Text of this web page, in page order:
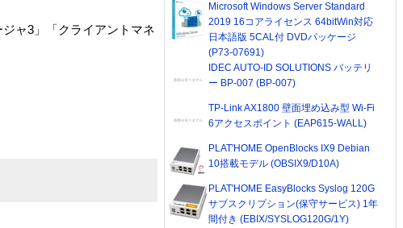
ャ3」「クライアントマネ
Microsoft Windows Server Standard
2019 16コアライセンス 64bitWin対応
日本語版 5CAL付 DVDパッケージ
(P73-07691)
IDEC AUTO-ID SOLUTIONS バッテリ
ー BP-007 (BP-007)
TP-Link AX1800 壁面埋め込み型 Wi-Fi
6アクセスポイント (EAP615-WALL)
PLAT'HOME OpenBlocks IX9 Debian
10搭載モデル (OBSIX9/D10A)
PLAT'HOME EasyBlocks Syslog 120G
サブスクリプション(保守サービス) 1年
間付き (EBIX/SYSLOG120G/1Y)